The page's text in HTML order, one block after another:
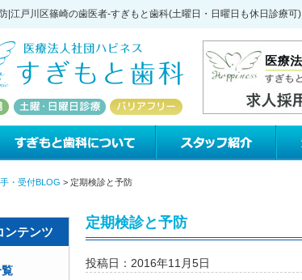
|江戸川区篠崎の歯医者-すぎもと歯科(土曜日・日曜日も休日診療可)
・受付BLOG > 定期検診と予防
ンテンツ
定期検診と予防
投稿日：2016年11月5日